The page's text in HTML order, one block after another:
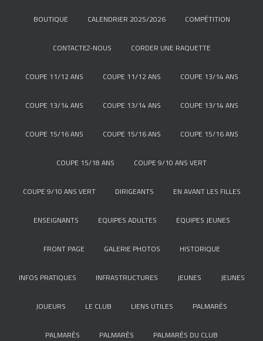
BOUTIQUE CALENDRIER 2025/2026 COMPÉTITION
CONTACTEZ-NOUS CORDER UNE RAQUETTE
COUPE 11/12 ANS COUPE 11/12 ANS COUPE 13/14 ANS
COUPE 13/14 ANS COUPE 13/14 ANS COUPE 13/14 ANS
COUPE 15/16 ANS COUPE 15/16 ANS COUPE 15/16 ANS
COUPE 15/18 ANS COUPE 9/10 ANS VERT
COUPE 9/10 ANS VERT DIRIGEANTS EN AVANT LES FILLES
ENSEIGNANTS EQUIPES ADULTES EQUIPES JEUNES
FRONT PAGE GALERIE PHOTOS HISTORIQUE
INFOS PRATIQUES INFRASTRUCTURES JEUNES JEUNES
JOUEURS LE CLUB LIENS UTILES PALMARÈS
PALMARÈS PALMARÈS PALMARÈS DU CLUB